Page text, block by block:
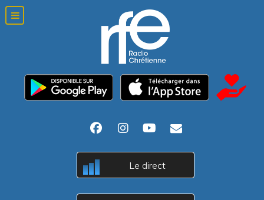
AB
c
Le direct